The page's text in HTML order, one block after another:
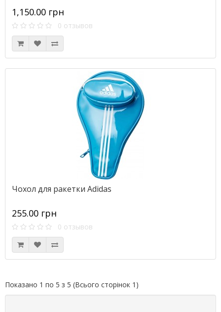
1,150.00 грн
0 отзывов
Чохол для ракетки Adidas
255.00 грн
0 отзывов
Показано 1 по 5 з 5 (Всього сторінок 1)